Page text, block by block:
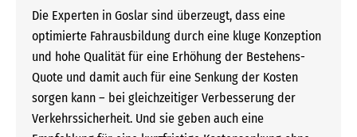
Die Experten in Goslar sind überzeugt, dass eine
optimierte Fahrausbildung durch eine kluge Konzeption
und hohe Qualität für eine Erhöhung der Bestehens-
Quote und damit auch für eine Senkung der Kosten
sorgen kann – bei gleichzeitiger Verbesserung der
Verkehrssicherheit. Und sie geben auch eine